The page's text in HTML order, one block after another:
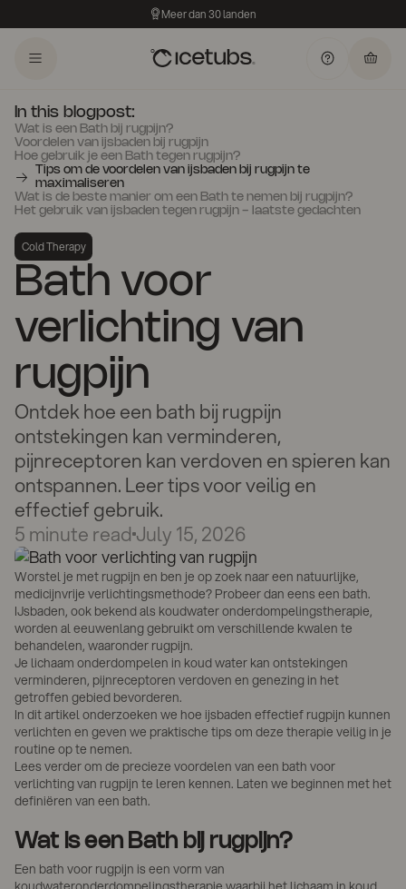
Meer dan 30 landen
In this blogpost:
Wat is een Bath bij rugpijn?
Voordelen van ijsbaden bij rugpijn
Hoe gebruik je een Bath tegen rugpijn?
Tips om de voordelen van ijsbaden bij rugpijn te
maximaliseren
Wat is de beste manier om een Bath te nemen bij rugpijn?
Het gebruik van ijsbaden tegen rugpijn - laatste gedachten
Cold Therapy
Bath voor
verlichting van
rugpijn
Ontdek hoe een bath bij rugpijn
ontstekingen kan verminderen,
pijnreceptoren kan verdoven en spieren kan
ontspannen. Leer tips voor veilig en
effectief gebruik.
5 minute readJuly 15, 2026
Worstel je met rugpijn en ben je op zoek naar een natuurlijke,
medicijnvrije verlichtingsmethode? Probeer dan eens een bath.
IJsbaden, ook bekend als koudwater onderdompelingstherapie,
worden al eeuwenlang gebruikt om verschillende kwalen te
behandelen, waaronder rugpijn.
Je lichaam onderdompelen in koud water kan ontstekingen
verminderen, pijnreceptoren verdoven en genezing in het
getroffen gebied bevorderen.
In dit artikel onderzoeken we hoe ijsbaden effectief rugpijn kunnen
verlichten en geven we praktische tips om deze therapie veilig in je
routine op te nemen.
Lees verder om de precieze voordelen van een bath voor
verlichting van rugpijn te leren kennen. Laten we beginnen met het
definiëren van een bath.
Wat is een Bath bij rugpijn?
Een bath voor rugpijn is een vorm van